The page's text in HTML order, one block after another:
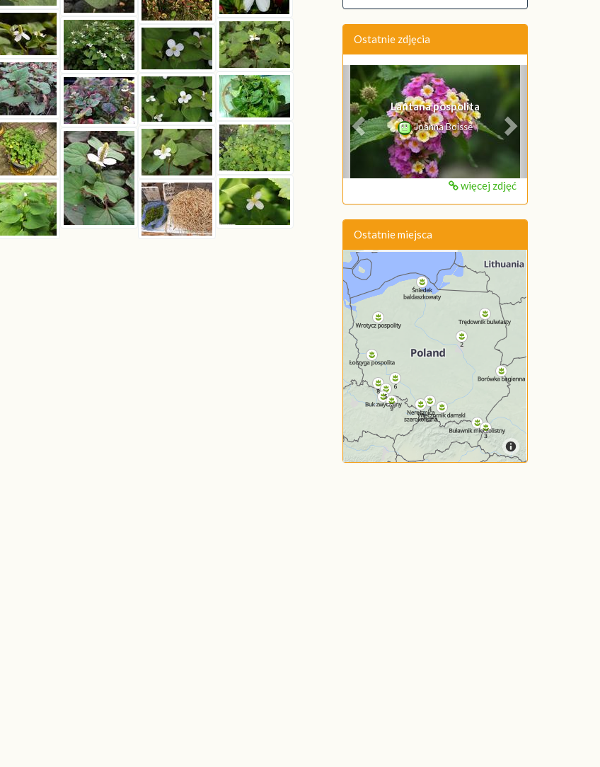
Ostatnie zdjęcia
Lantana pospolita
Joanna Boisse
Poprzednie Następne
więcej zdjęć
Ostatnie miejsca